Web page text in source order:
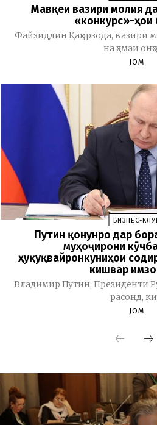
Мавқеи вазири молия
«конкурс»-ҳои
Файзиддин Қаҳҳорзода,
на ҳамаи
JOM
БИЗНЕС-
Путин қонунро дар
муҳоҷирони
ҳуқуқвайронкуниҳои
кишвар
Владимир Путин, Президенти
расонд,
JOM